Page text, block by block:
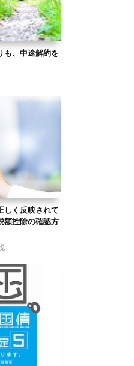
も、中途解約を
しく反映されて
額控除の確認方